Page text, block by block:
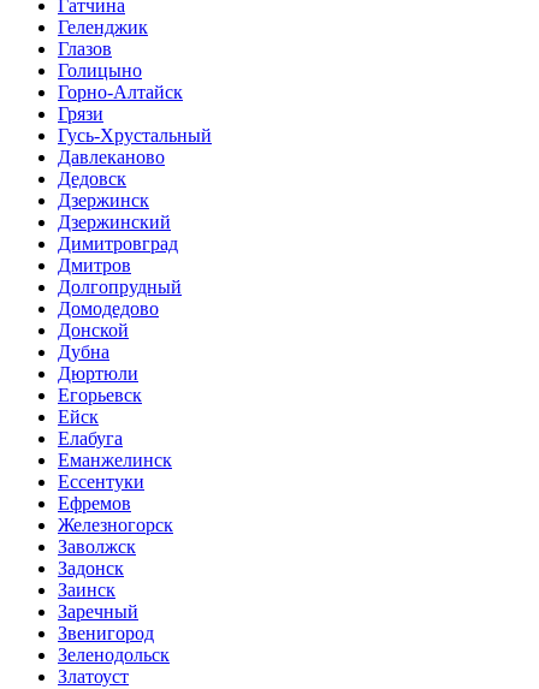
Гатчина
Геленджик
Глазов
Голицыно
Горно-Алтайск
Грязи
Гусь-Хрустальный
Давлеканово
Дедовск
Дзержинск
Дзержинский
Димитровград
Дмитров
Долгопрудный
Домодедово
Донской
Дубна
Дюртюли
Егорьевск
Ейск
Елабуга
Еманжелинск
Ессентуки
Ефремов
Железногорск
Заволжск
Задонск
Заинск
Заречный
Звенигород
Зеленодольск
Златоуст